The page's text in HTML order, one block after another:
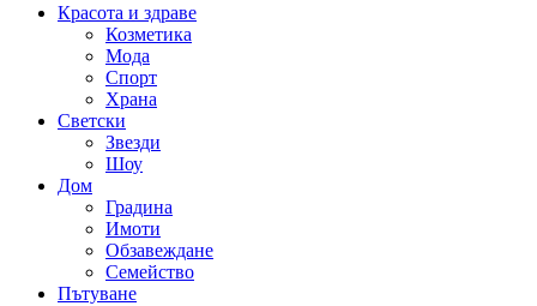
Красота и здраве
Козметика
Мода
Спорт
Храна
Светски
Звезди
Шоу
Дом
Градина
Имоти
Обзавеждане
Семейство
Пътуване